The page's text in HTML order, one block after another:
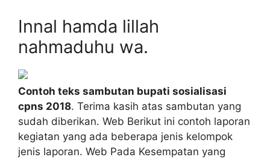
Innal hamda lillah
nahmaduhu wa.
Contoh teks sambutan bupati sosialisasi
cpns 2018. Terima kasih atas sambutan yang
sudah diberikan. Web Berikut ini contoh laporan
kegiatan yang ada beberapa jenis kelompok
jenis laporan. Web Pada Kesempatan yang